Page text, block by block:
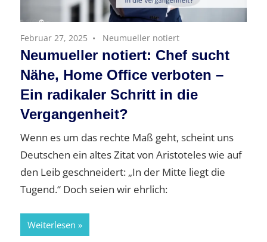
Februar 27, 2025 Neumueller notiert
Neumueller notiert: Chef sucht
Nähe, Home Office verboten –
Ein radikaler Schritt in die
Vergangenheit?
Wenn es um das rechte Maß geht, scheint uns
Deutschen ein altes Zitat von Aristoteles wie auf
den Leib geschneidert: „In der Mitte liegt die
Tugend.“ Doch seien wir ehrlich:
Weiterlesen